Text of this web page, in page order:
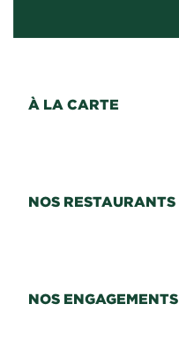
À LA CARTE
NOS RESTAURANTS
NOS ENGAGEMENTS